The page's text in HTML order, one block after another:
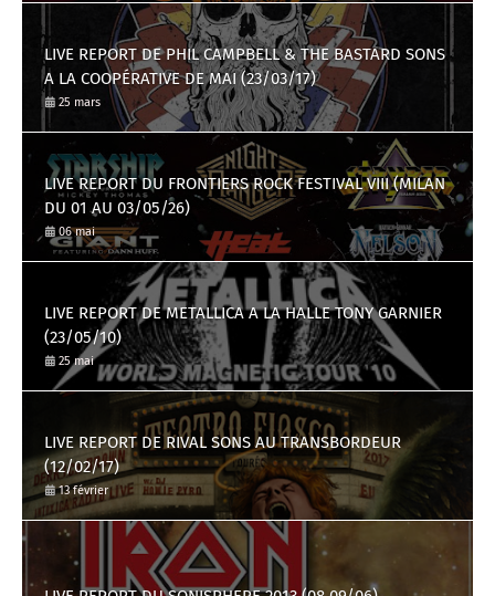
LIVE REPORT DE PHIL CAMPBELL & THE BASTARD SONS
A LA COOPÉRATIVE DE MAI (23/03/17)
25 mars
LIVE REPORT DU FRONTIERS ROCK FESTIVAL VIII (MILAN
DU 01 AU 03/05/26)
06 mai
LIVE REPORT DE METALLICA A LA HALLE TONY GARNIER
(23/05/10)
25 mai
LIVE REPORT DE RIVAL SONS AU TRANSBORDEUR
(12/02/17)
13 février